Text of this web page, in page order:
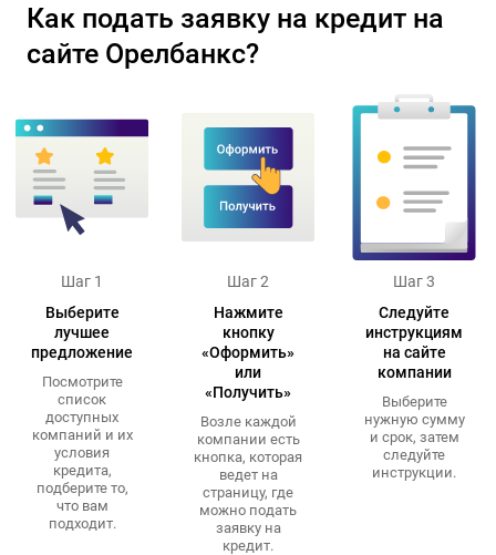
Как подать заявку на кредит на
сайте Орелбанкс?
Шаг 1
Выберите
лучшее
предложение
Посмотрите
список
доступных
компаний и их
условия
кредита,
подберите то,
что вам
подходит.
Шаг 2
Нажмите
кнопку
«Оформить»
или
«Получить»
Возле каждой
компании есть
кнопка, которая
ведет на
страницу, где
можно подать
заявку на
кредит.
Шаг 3
Следуйте
инструкциям
на сайте
компании
Выберите
нужную сумму
и срок, затем
следуйте
инструкции.